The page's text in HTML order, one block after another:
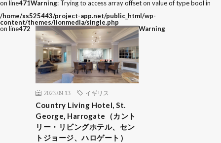
on line471Warning: Trying to access array offset on value of type bool in
/home/xs525443/project-app.net/public_html/wp-
content/themes/lionmedia/single.php
on line472
2023.09.13 イギリス
Country Living Hotel, St.
George, Harrogate（カント
リー・リビングホテル、セン
トジョージ、ハロゲート）
Warning